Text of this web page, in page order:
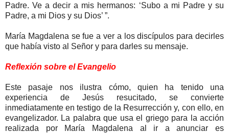
Padre. Ve a decir a mis hermanos: ‘Subo a mi Padre y su
Padre, a mi Dios y su Dios’ ”.
María Magdalena se fue a ver a los discípulos para decirles
que había visto al Señor y para darles su mensaje.
Reflexión sobre el Evangelio
Este pasaje nos ilustra cómo, quien ha tenido una
experiencia de Jesús resucitado, se convierte
inmediatamente en testigo de la Resurrección y, con ello, en
evangelizador. La palabra que usa el griego para la acción
realizada por María Magdalena al ir a anunciar es